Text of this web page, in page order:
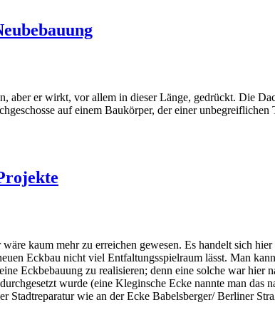
aber er wirkt, vor allem in dieser Länge, gedrückt. Die
auf einem Baukörper, der einer
kaum mehr zu erreichen gewesen. Es handelt sich
Eckbau nicht viel Entfaltungsspielraum lässt. Man
Eckbebauung zu realisieren; denn eine solche war
wurde (eine Kleginsche Ecke nannte man das
Stadtreparatur wie an der Ecke Babelsberger/ Berliner